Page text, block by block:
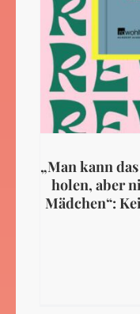
„Man kann
holen, aber
Mädchen“: